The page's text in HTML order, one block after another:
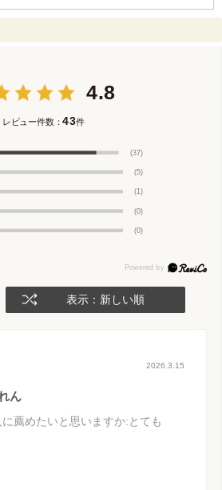
4.8
レビュー件数：43件
(37)
(5)
(1)
(0)
(0)
表示：新しい順
2026.3.15
ん
薦めたいと思いますか:とても